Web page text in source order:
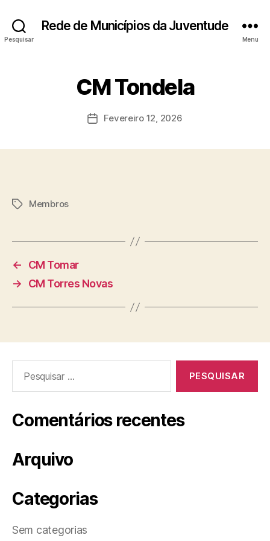
Pesquisar
Rede de Municípios da Juventude
Menu
CM Tondela
DataFevereiro 12, 2026
Etiquetas
Membros
←
CM Tomar
→
CM Torres Novas
por:
Comentários recentes
Arquivo
Categorias
Sem categorias